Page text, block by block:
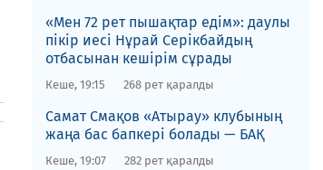
«Мен 72 рет пышақтар едім»: даулы
пікір иесі Нұрай Серікбайдың
отбасынан кешірім сұрады
Кеше, 19:15 268 рет қаралды
​Самат Смақов «Атырау» клубының
жаңа бас бапкері болады — БАҚ
Кеше, 19:07 282 рет қаралды